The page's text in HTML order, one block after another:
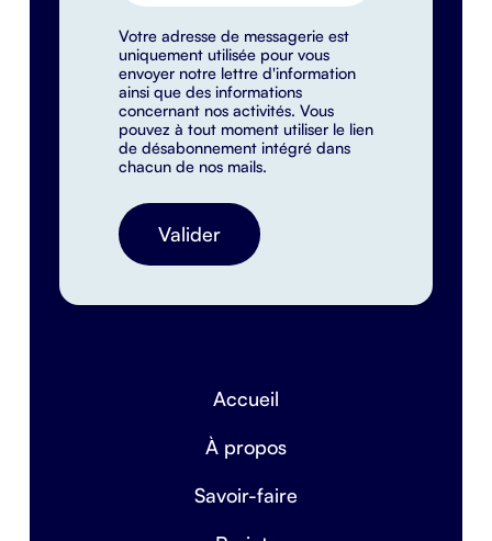
Votre adresse de messagerie est
uniquement utilisée pour vous
envoyer notre lettre d'information
ainsi que des informations
concernant nos activités. Vous
pouvez à tout moment utiliser le lien
de désabonnement intégré dans
chacun de nos mails.
Accueil
À propos
Savoir-faire